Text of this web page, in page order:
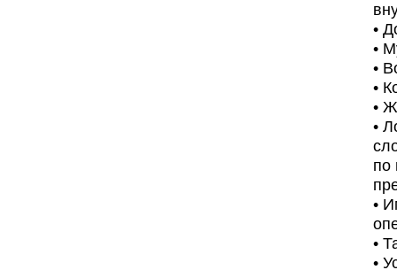
•
•
•
•
•
•
по
•
•
•